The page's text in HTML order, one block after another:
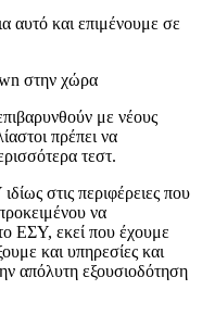
αυτό και επιμένουμε σε
στην χώρα
με νέους
πρέπει να
τεστ.
στις περιφέρειες που
να
ΕΣΥ, εκεί που έχουμε
και υπηρεσίες και
απόλυτη εξουσιοδότηση